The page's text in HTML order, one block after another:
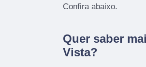
Confira abaixo.
Quer saber
Vista?